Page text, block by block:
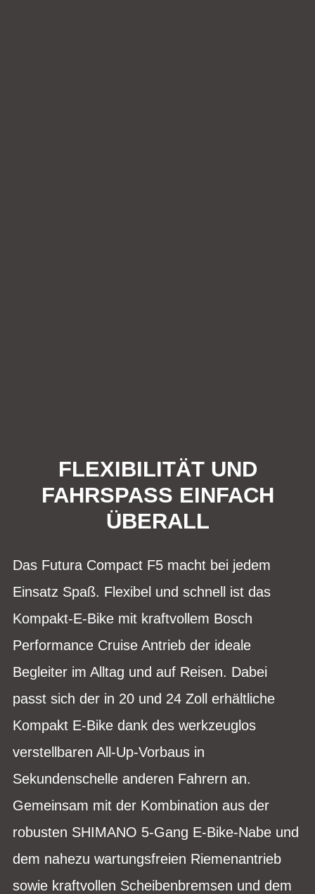
FLEXIBILITÄT UND
FAHRSPASS EINFACH Ü
BERALL
Das Futura Compact F5 macht bei jedem
Einsatz Spaß. Flexibel und schnell ist das
Kompakt-E-Bike mit kraftvollem Bosch
Performance Cruise Antrieb der ideale
Begleiter im Alltag und auf Reisen. Dabei
passt sich der in 20 und 24 Zoll erhältliche
Kompakt E-Bike dank des werkzeuglos
verstellbaren All-Up-Vorbaus in
Sekundenschelle anderen Fahrern an.
Gemeinsam mit der Kombination aus der
robusten SHIMANO 5-Gang E-Bike-Nabe und
dem nahezu wartungsfreien Riemenantrieb
sowie kraftvollen Scheibenbremsen und dem